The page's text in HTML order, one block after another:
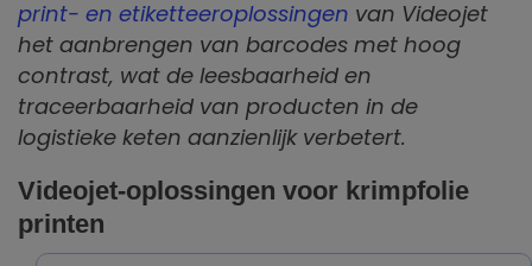
print- en etiketteeroplossingen van Videojet
het aanbrengen van barcodes met hoog
contrast, wat de leesbaarheid en
traceerbaarheid van producten in de
logistieke keten aanzienlijk verbetert.
Videojet-oplossingen voor krimpfolie
printen